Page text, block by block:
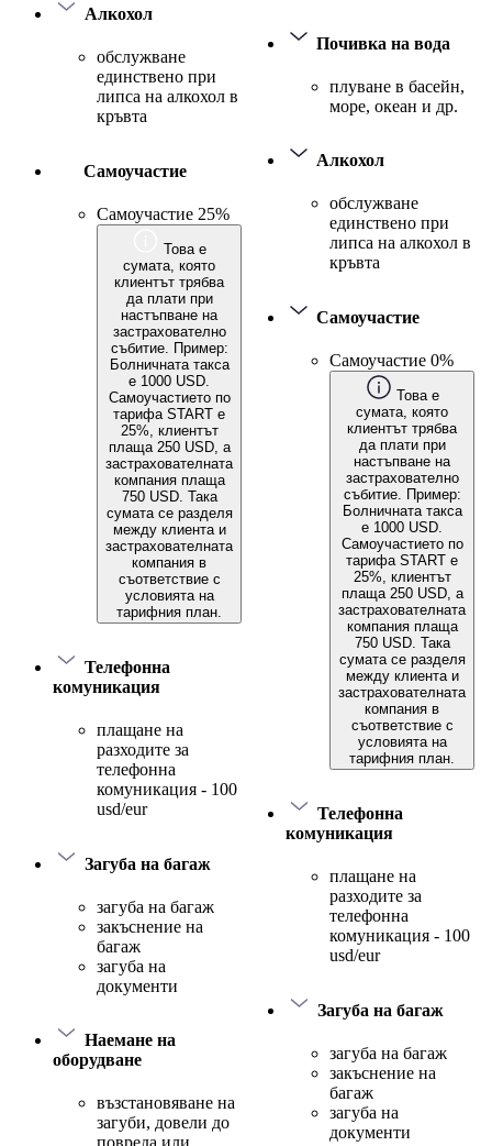
Алкохол
обслужване
единствено при
липса на алкохол в
кръвта
Самоучастие
Самоучастие 25%
Това е
сумата, която
клиентът трябва
да плати при
настъпване на
застрахователно
събитие. Пример:
Болничната такса
е 1000 USD.
Самоучастието по
тарифа START е
25%, клиентът
плаща 250 USD, а
застрахователната
компания плаща
750 USD. Така
сумата се разделя
между клиента и
застрахователната
компания в
съответствие с
условията на
тарифния план.
Телефонна
комуникация
плащане на
разходите за
телефонна
комуникация - 100
usd/eur
Загуба на багаж
загуба на багаж
закъснение на
багаж
загуба на
документи
Наемане на
оборудване
възстановяване на
загуби, довели до
Почивка на вода
плуване в басейн,
море, океан и др.
Алкохол
обслужване
единствено при
липса на алкохол в
кръвта
Самоучастие
Самоучастие 0%
Това е
сумата, която
клиентът трябва
да плати при
настъпване на
застрахователно
събитие. Пример:
Болничната такса
е 1000 USD.
Самоучастието по
тарифа START е
25%, клиентът
плаща 250 USD, а
застрахователната
компания плаща
750 USD. Така
сумата се разделя
между клиента и
застрахователната
компания в
съответствие с
условията на
тарифния план.
Телефонна
комуникация
плащане на
разходите за
телефонна
комуникация - 100
usd/eur
Загуба на багаж
загуба на багаж
закъснение на
багаж
загуба на
документи